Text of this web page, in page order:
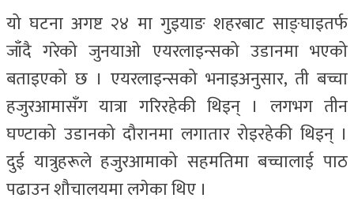
यो घटना अगष्ट २४ मा गुइयाङ शहरबाट साङ्घाइतर्फ
जाँदै गरेको जुनयाओ एयरलाइन्सको उडानमा भएको
बताइएको छ । एयरलाइन्सको भनाइअनुसार, ती बच्चा
हजुरआमासँग यात्रा गरिरहेकी थिइन् । लगभग तीन
घण्टाको उडानको दौरानमा लगातार रोइरहेकी थिइन् ।
दुई यात्रुहरूले हजुरआमाको सहमतिमा बच्चालाई पाठ
पढाउन शौचालयमा लगेका थिए ।